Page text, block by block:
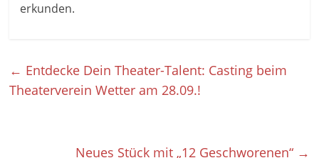
erkunden.
← Entdecke Dein Theater-Talent: Casting beim
Theaterverein Wetter am 28.09.!
Neues Stück mit „12 Geschworenen“ →